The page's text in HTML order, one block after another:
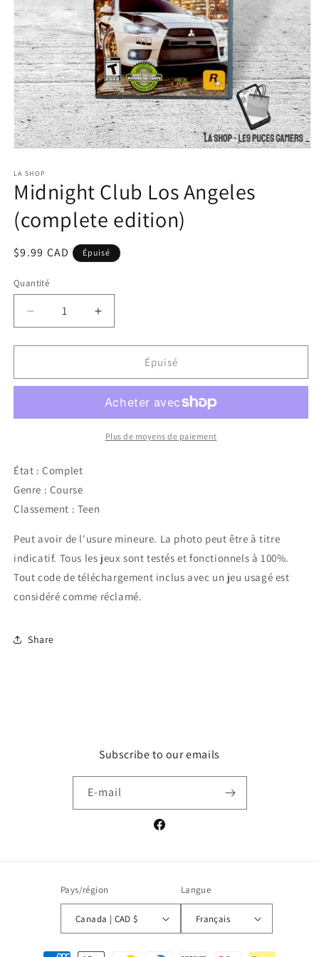
média
1
dans
fenêtre
modale
LA SHOP
Midnight Club Los Angeles
(complete edition)
Prix
$9.99 CAD Épuisé
Quantité
Réduire
la
quantité
Midnight
Angeles
Augmenter
la
quantité
Midnight
Los
Angeles
(complete
Épuisé
Plus de moyens de paiement
État : Complet
Genre : Course
Classement : Teen
Peut avoir de l'usure mineure. La photo peut être à titre
indicatif. Tous les jeux sont testés et fonctionnels à 100%.
Tout code de téléchargement inclus avec un jeu usagé est
considéré comme réclamé.
Share
Subscribe to our emails
E-mail
Facebook
Pays/région
Canada | CAD $
Langue
Français
Moyens